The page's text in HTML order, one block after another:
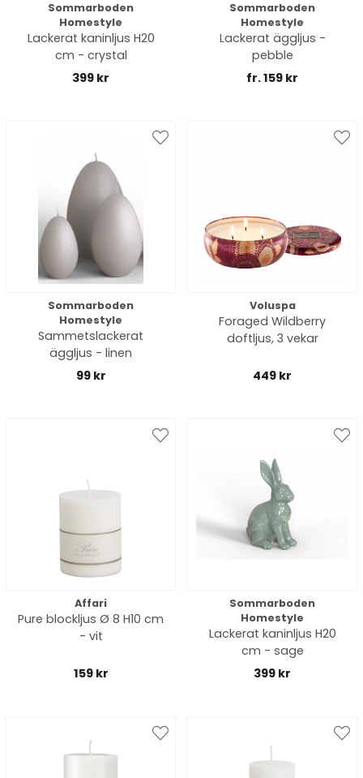
Sommarboden
Homestyle
Lackerat kaninljus H20
cm - crystal
399 kr
Sommarboden
Homestyle
Lackerat äggljus -
pebble
fr. 159 kr
Sommarboden
Homestyle
Sammetslackerat
äggljus - linen
99 kr
Voluspa
Foraged Wildberry
doftljus, 3 vekar
449 kr
Affari
Pure blockljus Ø 8 H10 cm
- vit
159 kr
Sommarboden
Homestyle
Lackerat kaninljus H20
cm - sage
399 kr